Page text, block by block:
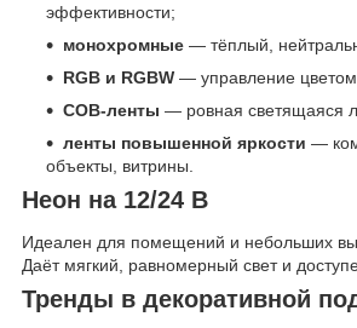
эффективности;
монохромные — тёплый,
RGB и RGBW — управление
COB-ленты — ровная светящаяся
ленты повышенной яркости —
объекты, витрины.
Неон на 12/24 В
Идеален для помещений и небольших
Даёт мягкий, равномерный свет и
Тренды в декоративной